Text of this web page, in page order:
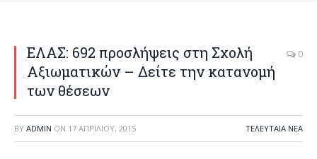
ΕΛΑΣ: 692 προσλήψεις στη Σχολή
Αξιωματικών – Δείτε την κατανομή
των θέσεων
0
BY ADMIN ON 17 ΑΠΡΙΛΊΟΥ, 2015 ΤΕΛΕΥΤΑΙΑ ΝΕΑ